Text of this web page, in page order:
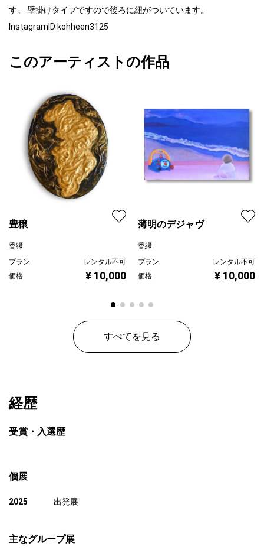
す。 壁掛けタイプですので後ろに紐がついています。
InstagramID kohheen3125
このアーティストの作品
豊穣
香縁
プラン
レンタル不可
価格
¥ 10,000
薄明のデジャヴ
香縁
プラン
レンタル不可
価格
¥ 10,000
すべてを見る
経歴
受賞・入選歴
個展
2025 出発展
主なグループ展